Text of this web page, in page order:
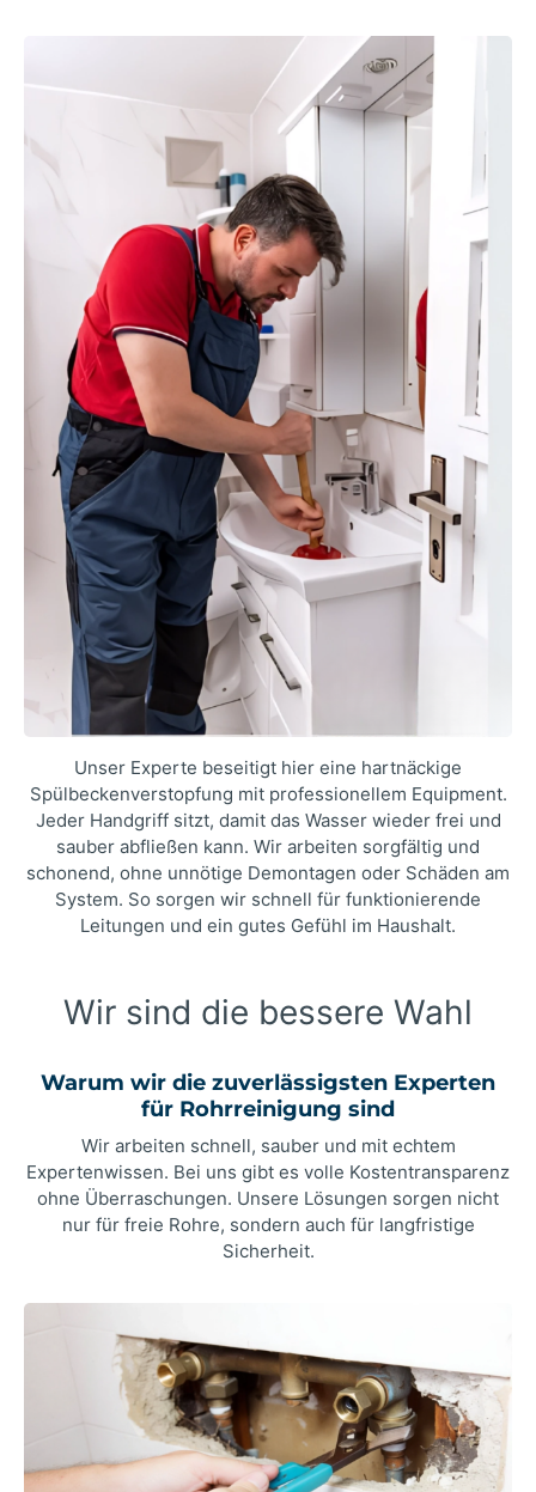
Unser Experte beseitigt hier eine hartnäckige
Spülbeckenverstopfung mit professionellem Equipment.
Jeder Handgriff sitzt, damit das Wasser wieder frei und
sauber abfließen kann. Wir arbeiten sorgfältig und
schonend, ohne unnötige Demontagen oder Schäden am
System. So sorgen wir schnell für funktionierende
Leitungen und ein gutes Gefühl im Haushalt.
Wir sind die bessere Wahl
Warum wir die zuverlässigsten Experten
für Rohrreinigung sind
Wir arbeiten schnell, sauber und mit echtem
Expertenwissen. Bei uns gibt es volle Kostentransparenz
ohne Überraschungen. Unsere Lösungen sorgen nicht
nur für freie Rohre, sondern auch für langfristige
Sicherheit.